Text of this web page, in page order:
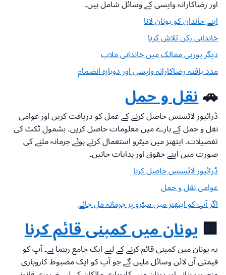
اور رضاکارانہ واپسی کے وسائل شامل ہیں۔
اپنے خاندان کو یونان لانا
خاندانی رکن تلاش کرنا
دیگر یورپی ممالک میں خاندانی ملاپ
مدد یافتہ رضاکارانہ واپسی اور دوبارہ انضمام
🚗نقل و حمل
ڈرائیور لائسنس حاصل کرنے کے عمل کو دریافت کریں اور عوامی
نقل و حمل کے بارے میں معلومات حاصل کریں، بشمول ٹکٹ کی
تفصیلات۔ ایتھنز میں میٹرو استعمال کرتے ہوئے جرمانہ ملنے کی
صورت میں اپنے حقوق اور ہدایات جانیں۔
ڈرائیور لائسنس حاصل کرنا
عوامی نقل و حمل
اگر آپ کو ایتھنز میں میٹرو پر جرمانہ مل جائے
🏢یونان میں کمپنی قائم کرنا
یہ یونان میں کمپنی قائم کرنے کے لیے ایک جامع رہنما ہے۔ آپ کو
قیمتی آن لائن وسائل ملیں گے جو آپ کو ایک مضبوط کاروباری